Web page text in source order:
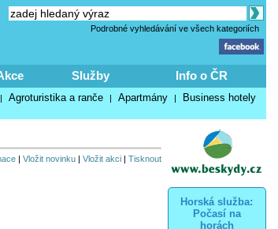
Podrobné vyhledávání ve všech kategoriích
Služby Info o ČR
| Agroturistika a ranče | Apartmány | Business hotely
| Vložit novinku| Vložit akci| Tisknout
Horská služba:
Počasí na
horách